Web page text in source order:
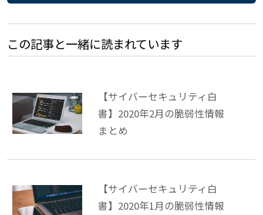
この記事と一緒に読まれています
【サイバーセキュリティ白
書】2020年2月の脆弱性情報
まとめ
【サイバーセキュリティ白
書】2020年1月の脆弱性情報